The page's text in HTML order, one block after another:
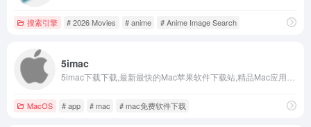
搜索引擎 # 2026 Movies # anime # Anime Image Search
5imac
MacOS # app # mac # mac免费软件下载